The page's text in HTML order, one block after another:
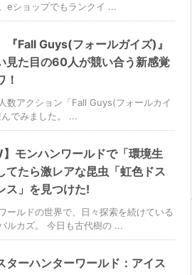
eショップでもランクイ ...
『Fall Guys(フォールガイズ)』
見た目の60人が競い合う新感覚
！
数アクション「Fall Guys(フォールカイ
でみました。 ...
】モンハンワールドで「環境生
てたら激レアな昆虫「虹色ドス
ス」を見つけた!
ールドの世界で、日々探索を続けている
ルカズ。 今日も古代樹の ...
ターハンターワールド：アイス